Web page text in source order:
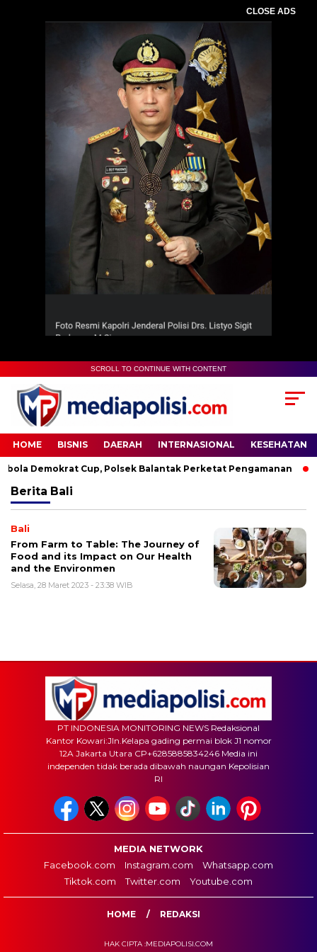
CLOSE ADS
SCROLL TO CONTINUE WITH CONTENT
HOME BISNIS DAERAH INTERNASIONAL KESEHATAN
Demokrat Cup, Polsek Balantak Perketat Pengamanan
Berita Bali
Bali
From Farm to Table: The Journey of
Food and its Impact on Our Health
and the Environmen
Selasa, 28 Maret 2023 - 23:38 WIB
PT INDONESIA MONITORING NEWS Redaksional
Kantor Kowari:Jln.Kelapa gading permai blok J1 nomor
12A Jakarta Utara CP+6285885834246 Media ini
independen tidak berada dibawah naungan Kepolisian
RI
MEDIA NETWORK
Facebook.com
Instagram.com
Whatsapp.com
Tiktok.com
Twitter.com Youtube.com
HOME REDAKSI
HAK CIPTA :MEDIAPOLISI.COM